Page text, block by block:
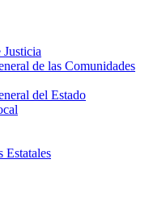
de las Comunidades
del Estado
Estatales